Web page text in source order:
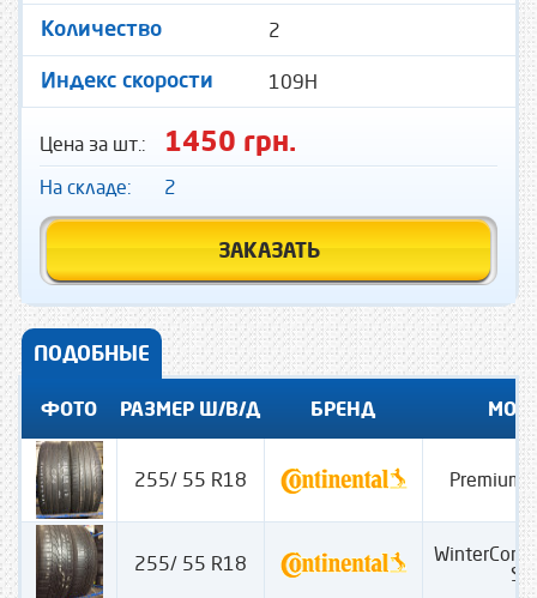
Количество 2
Индекс скорости 109H
Цена за шт.: 1450 грн.
На складе: 2
ЗАКАЗАТЬ
ПОДОБНЫЕ
ФОТО РАЗМЕР Ш/В/Д БРЕНД
255/ 55 R18
255/ 55 R18